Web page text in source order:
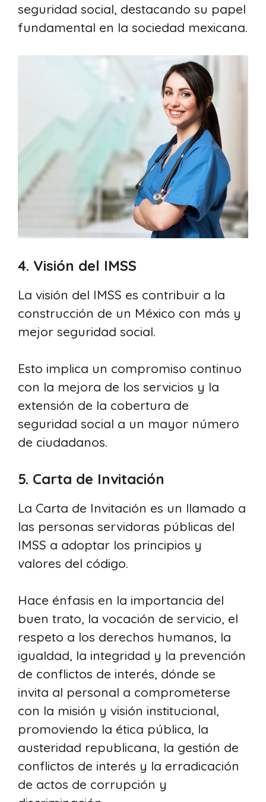
seguridad social, destacando su papel
fundamental en la sociedad mexicana.
4. Visión del IMSS
La visión del IMSS es contribuir a la
construcción de un México con más y
mejor seguridad social.
Esto implica un compromiso continuo
con la mejora de los servicios y la
extensión de la cobertura de
seguridad social a un mayor número
de ciudadanos.
5. Carta de Invitación
La Carta de Invitación es un llamado a
las personas servidoras públicas del
IMSS a adoptar los principios y
valores del código.
Hace énfasis en la importancia del
buen trato, la vocación de servicio, el
respeto a los derechos humanos, la
igualdad, la integridad y la prevención
de conflictos de interés, dónde se
invita al personal a comprometerse
con la misión y visión institucional,
promoviendo la ética pública, la
austeridad republicana, la gestión de
conflictos de interés y la erradicación
de actos de corrupción y